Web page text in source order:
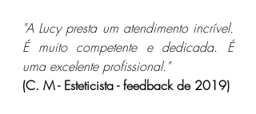
"A Lucy presta um atendimento incrível.
É muito competente e dedicada. É
uma excelente profissional."
(C. M - Esteticista - feedback de 2019)